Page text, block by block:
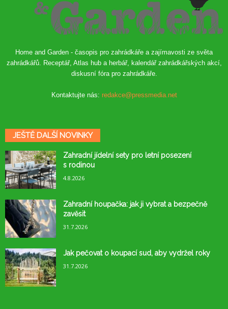
Home and Garden - časopis pro zahrádkáře a zajímavosti ze světa
zahrádkářů. Receptář, Atlas hub a herbář, kalendář zahrádkářských akcí,
diskusní fóra pro zahrádkáře.
Kontaktujte nás: redakce@pressmedia.net
JEŠTĚ DALŠÍ NOVINKY
Zahradní jídelní sety pro letní posezení
s rodinou
4.8.2026
Zahradní houpačka: jak ji vybrat a bezpečně
zavěsit
31.7.2026
Jak pečovat o koupací sud, aby vydržel roky
31.7.2026